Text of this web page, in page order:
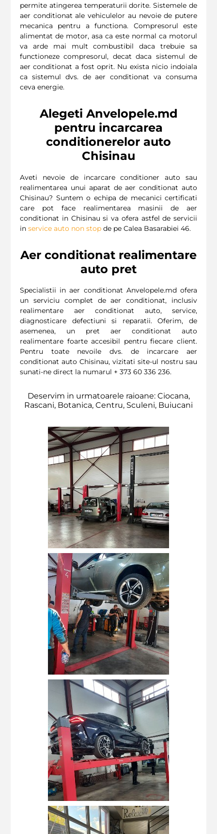
permite atingerea temperaturii dorite. Sistemele de
aer conditionat ale vehiculelor au nevoie de putere
mecanica pentru a functiona. Compresorul este
alimentat de motor, asa ca este normal ca motorul
va arde mai mult combustibil daca trebuie sa
functioneze compresorul, decat daca sistemul de
aer conditionat a fost oprit. Nu exista nicio indoiala
ca sistemul dvs. de aer conditionat va consuma
ceva energie.
Alegeti Anvelopele.md
pentru incarcarea
conditionerelor auto
Chisinau
Aveti nevoie de incarcare conditioner auto sau
realimentarea unui aparat de aer conditionat auto
Chisinau? Suntem o echipa de mecanici certificati
care pot face realimentarea masinii de aer
conditionat in Chisinau si va ofera astfel de servicii
in service auto non stop de pe Calea Basarabiei 46.
Aer conditionat realimentare
auto pret
Specialistii in aer conditionat Anvelopele.md ofera
un serviciu complet de aer conditionat, inclusiv
realimentare aer conditionat auto, service,
diagnosticare defectiuni si reparatii. Oferim, de
asemenea, un pret aer conditionat auto
realimentare foarte accesibil pentru fiecare client.
Pentru toate nevoile dvs. de incarcare aer
conditionat auto Chisinau, vizitati site-ul nostru sau
sunati-ne direct la numarul + 373 60 336 236.
Deservim in urmatoarele raioane: Ciocana,
Rascani, Botanica, Centru, Sculeni, Buiucani